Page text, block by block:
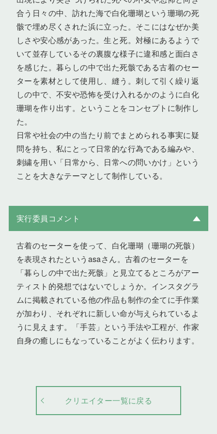
合う日々の中、訪れた海で白化珊瑚という珊瑚の死
骸で埋め尽くされた浜に立った。そこにはなぜか美
しさや安心感があった。生と死。対極にあるようで
いて並存しているその裏腹な様子に違和感と面白さ
を感じた。暮らしの中で出た死骸である古着のセー
ターを素材として使用し、縫う。刺して引く繰り返
しの中で、不安や恐怖を受け入れるかのように白化
珊瑚を作り出す。ということをコンセプトに制作し
た。
日常や社会の中の当たり前でまとめられる事実に疑
問を持ち、私にとって日常的な行為である編みや、
刺繍を用い「日常から、日常への問いかけ」という
ことを大きなテーマとして制作している。
実行委員コメント
古着のセーターを使って、白化珊瑚（珊瑚の死骸）
を表現されたというasaさん。古着のセーターを
「暮らしの中で出た死骸」と見立てるところがアー
ティスト的発想ではないでしょうか。インスタグラ
ムに掲載されている他の作品も制作の全てに手作業
が加わり、それぞれに新しい命が与えられているよ
うに見えます。「手芸」という手法や工程が、作家
自身の癒しにもなっていることがよく伝わります。
クリエイター一覧に戻る